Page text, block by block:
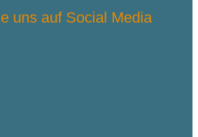
uns auf Social Media